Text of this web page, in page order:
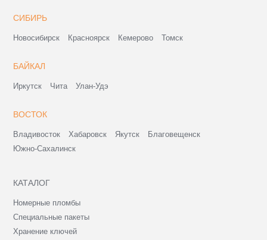
СИБИРЬ
Новосибирск Красноярск Кемерово Томск
БАЙКАЛ
Иркутск Чита Улан-Удэ
ВОСТОК
Владивосток Хабаровск Якутск
Благовещенск
Южно-Сахалинск
КАТАЛОГ
Номерные пломбы
Специальные пакеты
Хранение ключей